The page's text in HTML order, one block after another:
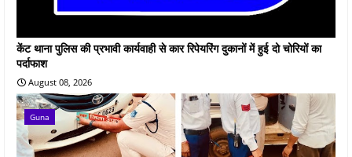
केंट थाना पुलिस की प्रभावी कार्यवाही से कार रिपेयरिंग दुकानों में हुई दो चोरियों का
पर्दाफाश
August 08, 2026
Guna